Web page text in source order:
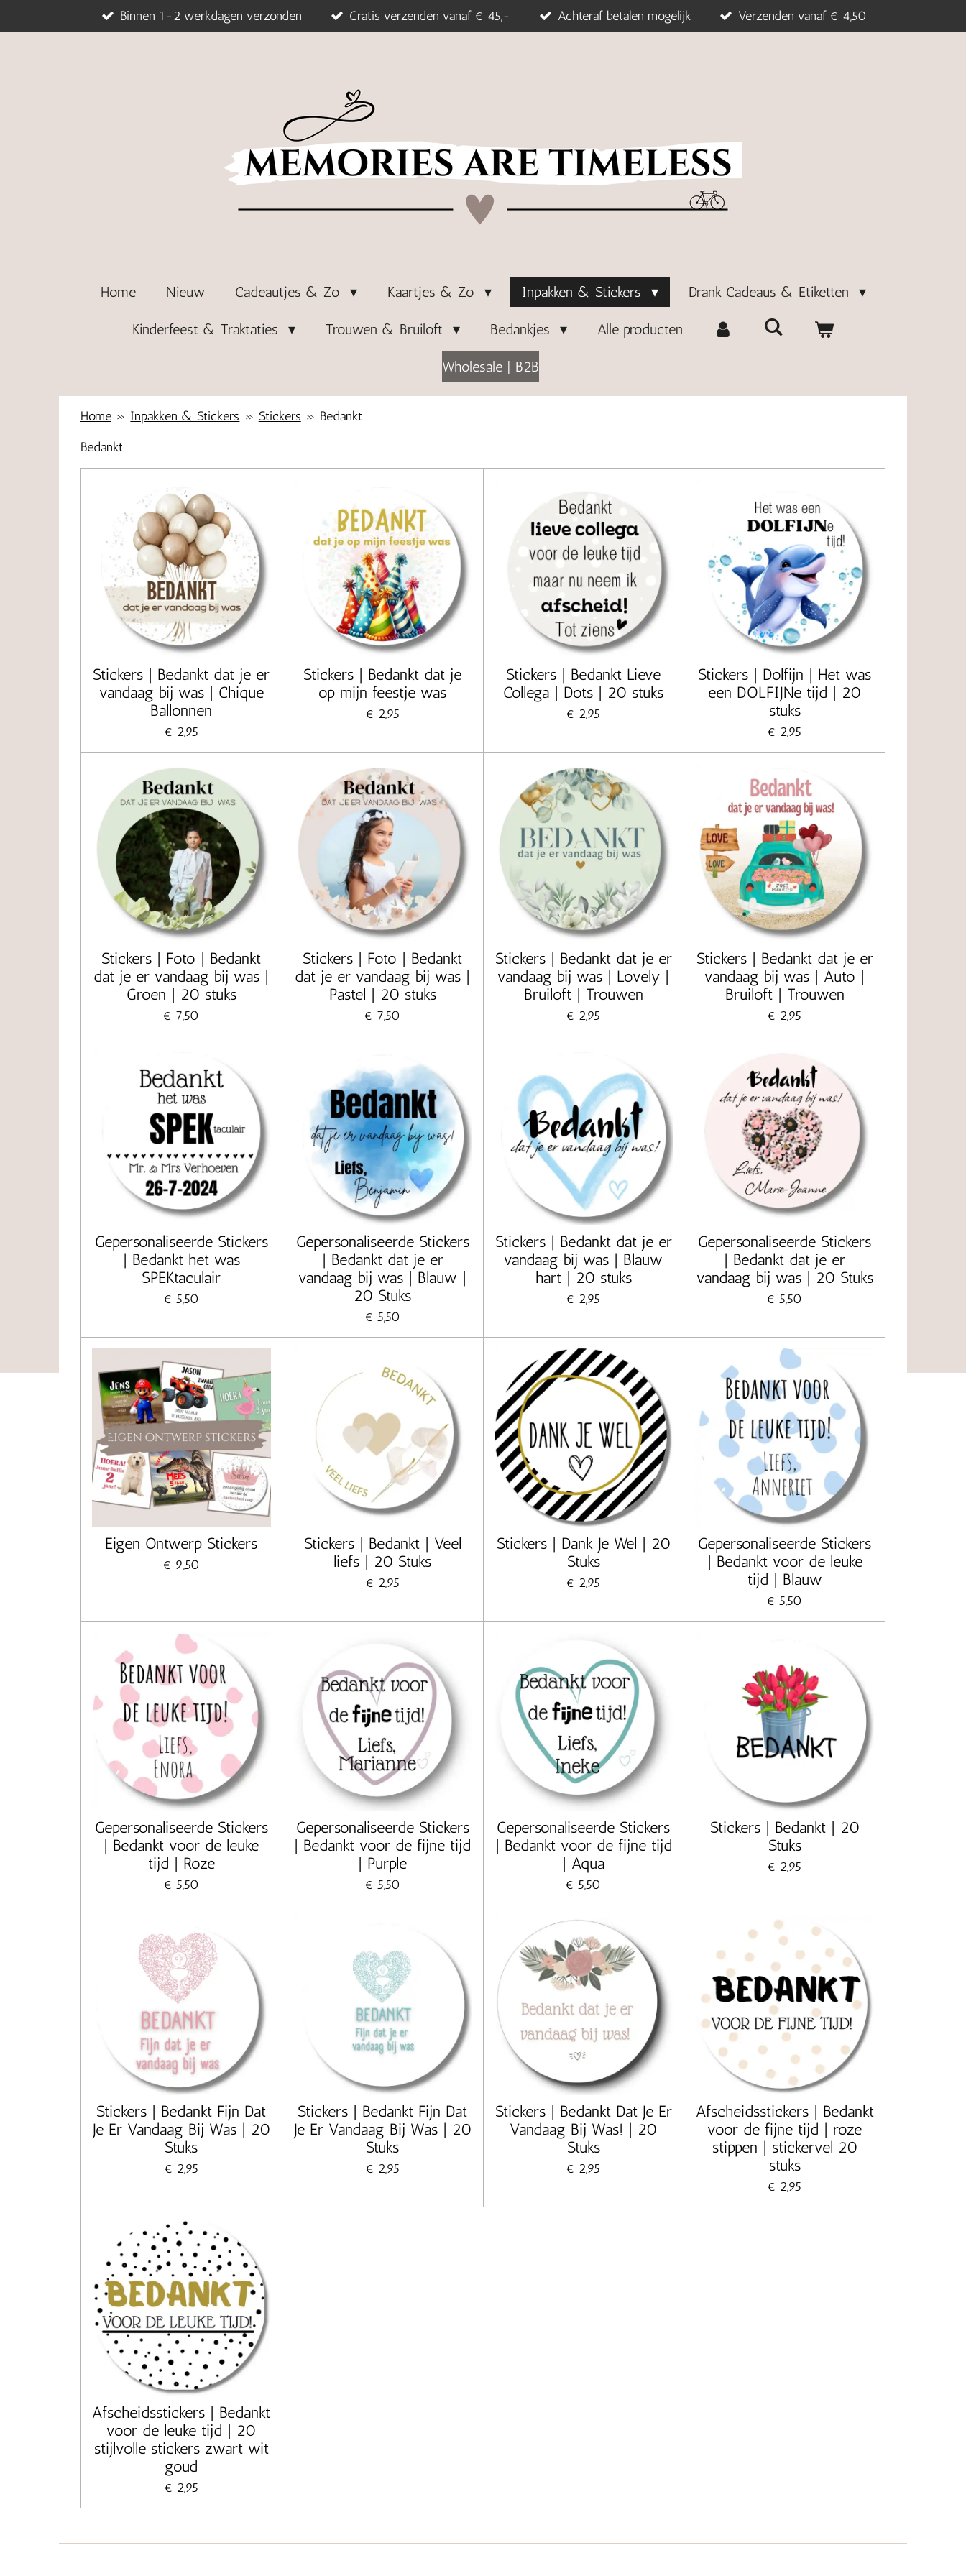
direct
Binnen 1-2 werkdagen verzonden Gratis verzenden vanaf € 45,- Achteraf betalen mogelijk Verzenden vanaf € 4,50
Home Nieuw Cadeautjes & Zo Kaartjes & Zo Inpakken & Stickers Drank Cadeaus & Etiketten
Kinderfeest & Traktaties Trouwen & Bruiloft Bedankjes Alle producten
Wholesale | B2B
Home » Inpakken & Stickers » Stickers » Bedankt
Bedankt
Stickers | Bedankt dat je er
vandaag bij was | Chique
Ballonnen
€ 2,95
Stickers | Bedankt dat je
op mijn feestje was
€ 2,95
Stickers | Bedankt Lieve
Collega | Dots | 20 stuks
€ 2,95
Stickers | Dolfijn | Het was
een DOLFIJNe tijd | 20
stuks
€ 2,95
Stickers | Foto | Bedankt
dat je er vandaag bij was |
Groen | 20 stuks
€ 7,50
Stickers | Foto | Bedankt
dat je er vandaag bij was |
Pastel | 20 stuks
€ 7,50
Stickers | Bedankt dat je er
vandaag bij was | Lovely |
Bruiloft | Trouwen
€ 2,95
Stickers | Bedankt dat je er
vandaag bij was | Auto |
Bruiloft | Trouwen
€ 2,95
Gepersonaliseerde Stickers
| Bedankt het was
SPEKtaculair
€ 5,50
Gepersonaliseerde Stickers
| Bedankt dat je er
vandaag bij was | Blauw |
20 Stuks
€ 5,50
Stickers | Bedankt dat je er
vandaag bij was | Blauw
hart | 20 stuks
€ 2,95
Gepersonaliseerde Stickers
| Bedankt dat je er
vandaag bij was | 20 Stuks
€ 5,50
Eigen Ontwerp Stickers
€ 9,50
Stickers | Bedankt | Veel
liefs | 20 Stuks
€ 2,95
Stickers | Dank Je Wel | 20
Stuks
€ 2,95
Gepersonaliseerde Stickers
| Bedankt voor de leuke
tijd | Blauw
€ 5,50
Gepersonaliseerde Stickers
| Bedankt voor de leuke
tijd | Roze
€ 5,50
Gepersonaliseerde Stickers
| Bedankt voor de fijne tijd
| Purple
€ 5,50
Gepersonaliseerde Stickers
| Bedankt voor de fijne tijd
| Aqua
€ 5,50
Stickers | Bedankt | 20
Stuks
€ 2,95
Stickers | Bedankt Fijn Dat
Je Er Vandaag Bij Was | 20
Stuks
€ 2,95
Stickers | Bedankt Fijn Dat
Je Er Vandaag Bij Was | 20
Stuks
€ 2,95
Stickers | Bedankt Dat Je Er
Vandaag Bij Was! | 20
Stuks
€ 2,95
Afscheidsstickers | Bedankt
voor de fijne tijd | roze
stippen | stickervel 20
stuks
€ 2,95
Afscheidsstickers | Bedankt
voor de leuke tijd | 20
stijlvolle stickers zwart wit
goud
€ 2,95